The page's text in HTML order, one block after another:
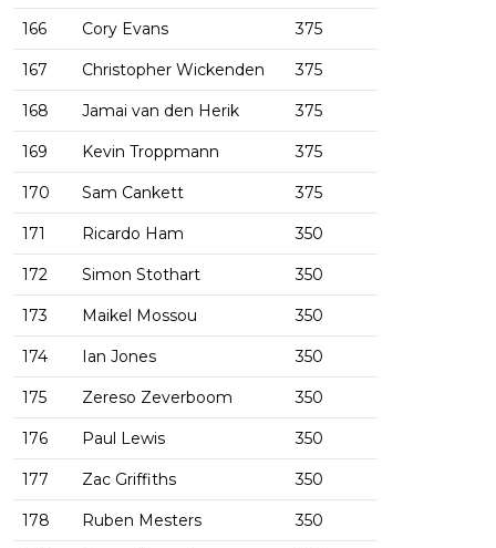
166 Cory Evans 375
167 Christopher Wickenden 375
168 Jamai van den Herik 375
169 Kevin Troppmann 375
170 Sam Cankett 375
171 Ricardo Ham 350
172 Simon Stothart 350
173 Maikel Mossou 350
174 Ian Jones 350
175 Zereso Zeverboom 350
176 Paul Lewis 350
177 Zac Griffiths 350
178 Ruben Mesters 350